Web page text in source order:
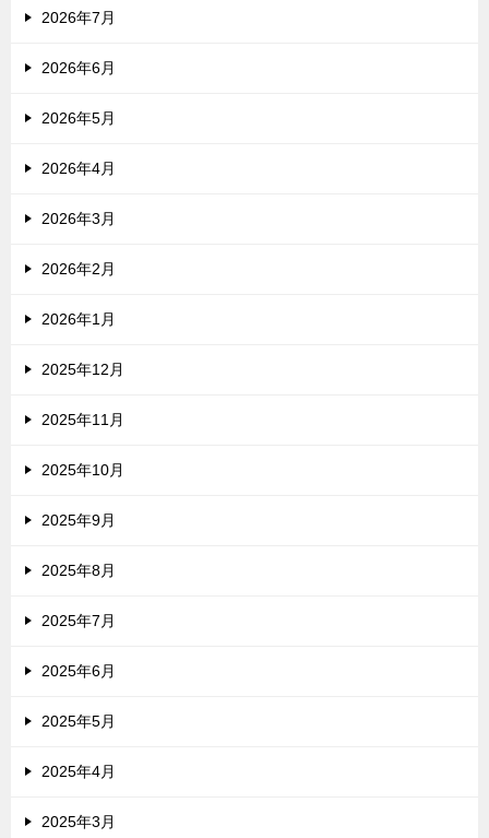
2026年7月
2026年6月
2026年5月
2026年4月
2026年3月
2026年2月
2026年1月
2025年12月
2025年11月
2025年10月
2025年9月
2025年8月
2025年7月
2025年6月
2025年5月
2025年4月
2025年3月